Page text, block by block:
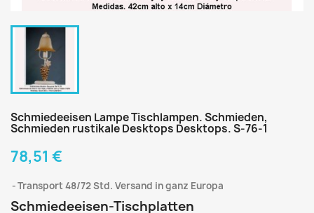
Schmiedeeisen Lampe Tischlampen. Schmieden,
Schmieden rustikale Desktops Desktops. S-76-1
78,51 €
Transport 48/72 Std. Versand in ganz Europa
Schmiedeeisen-Tischplatten